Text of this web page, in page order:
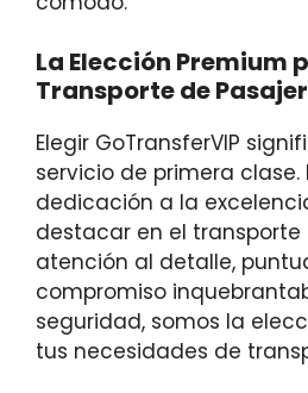
La Elección Premium
Transporte de
Elegir GoTransferVIP
servicio de primera clase.
dedicación a la
destacar en el transporte
atención al detalle,
compromiso
seguridad, somos la
tus necesidades de